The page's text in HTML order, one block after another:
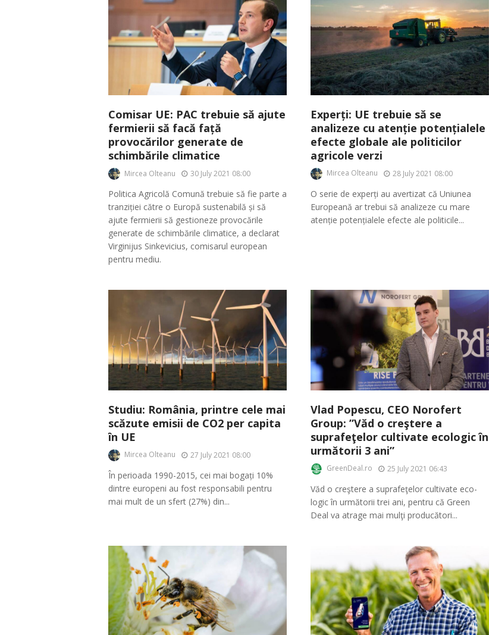
Comisar UE: PAC trebuie să ajute
fermierii să facă față
provocărilor generate de
schimbările climatice
Mircea Olteanu 30 July 2021 08:00
Politica Agricolă Comună trebuie să fie parte a
tranziției către o Europă sustenabilă și să
ajute fermierii să gestioneze provocările
generate de schimbările climatice, a declarat
Virginijus Sinkevicius, comisarul european
pentru mediu.
Experți: UE trebuie să se
analizeze cu atenție potențialele
efecte globale ale politicilor
agricole verzi
Mircea Olteanu 28 July 2021 08:00
O serie de experți au avertizat că Uniunea
Europeană ar trebui să analizeze cu mare
atenție potențialele efecte ale politicile...
Studiu: România, printre cele mai
scăzute emisii de CO2 per capita
în UE
Mircea Olteanu 27 July 2021 08:00
În perioada 1990-2015, cei mai bogați 10%
dintre europeni au fost responsabili pentru
mai mult de un sfert (27%) din...
Vlad Popescu, CEO Norofert
Group: ”Văd o creştere a
suprafeţelor cultivate ecologic în
următorii 3 ani”
GreenDeal.ro 25 July 2021 06:43
Văd o creştere a supra­feţelor cultivate eco­
logic în următorii trei ani, pentru că Green
Deal va atrage mai mulţi produ­cători...